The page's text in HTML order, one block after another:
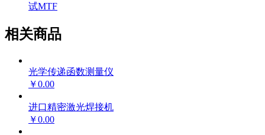
试MTF
相关商品
光学传递函数测量仪
￥0.00
进口精密激光焊接机
￥0.00